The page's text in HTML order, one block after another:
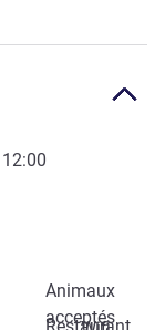
12:00
Animaux
acceptés